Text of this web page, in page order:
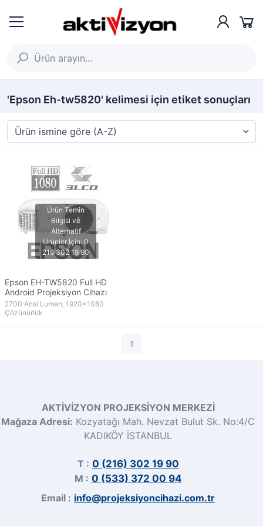
'Epson Eh-tw5820' kelimesi için etiket sonuçları
Epson EH-TW5820 Full HD
Android Projeksiyon Cihazı
2700 Ansi Lumen, 1920x1080
Çözünürlük
1
AKTİVİZYON PROJEKSİYON MERKEZİ
Mağaza Adresi: Kozyatağı Mah. Nevzat Bulut Sk. No:4/C
KADIKÖY İSTANBUL
T : 0 (216) 302 19 90
M : 0 (533) 372 00 94
Email : info@projeksiyoncihazi.com.tr